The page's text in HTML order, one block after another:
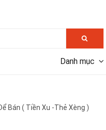
Danh mục
Bán ( Tiền Xu -Thẻ Xèng )